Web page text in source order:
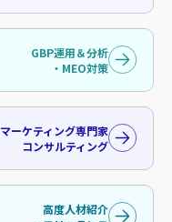
GBP運用＆分析
・MEO対策
マーケティング専門家
コンサルティング
高度人材紹介